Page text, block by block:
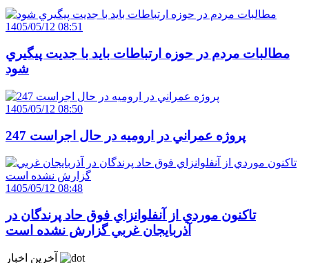
1405/05/12 08:51
مطالبات مردم در حوزه ارتباطات بايد با جديت پيگيري
شود
1405/05/12 08:50
247 پروژه عمراني در اروميه در حال اجراست
1405/05/12 08:48
تاکنون موردي از آنفلوانزاي فوق حاد پرندگان در
آذربايجان غربي گزارش نشده است